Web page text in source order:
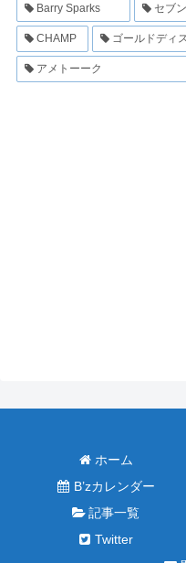
Barry Sparks セブ
CHAMP ゴールドディ
アメトーーク
ホーム
B’zカレンダー
記事一覧
Twitter